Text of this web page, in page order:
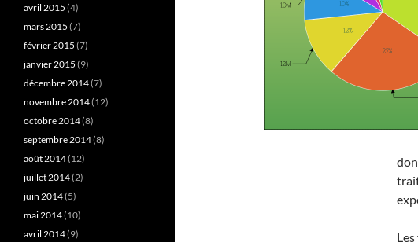
avril 2015 (4)
mars 2015 (7)
février 2015 (7)
janvier 2015 (9)
décembre 2014(7)
novembre 2014(12)
octobre 2014(8)
septembre 2014(8)
août 2014(12)
juillet 2014(2)
juin 2014(5)
mai 2014(10)
avril 2014(9)